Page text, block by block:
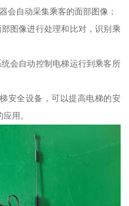
会自动采集乘客的面部图像；
图像进行处理和比对，识别乘
会自动控制电梯运行到乘客所
安全设备，可以提高电梯的安
用。